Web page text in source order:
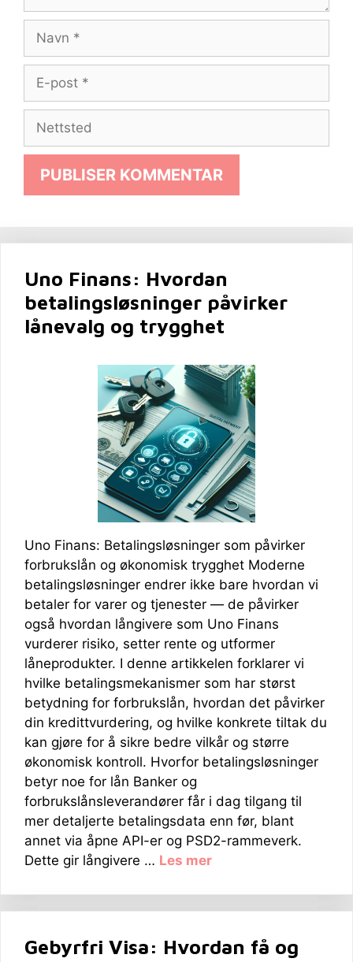
Navn
Nettsted
Uno Finans: Hvordan
betalingsløsninger påvirker
lånevalg og trygghet
Uno Finans: Betalingsløsninger som påvirker
forbrukslån og økonomisk trygghet Moderne
betalingsløsninger endrer ikke bare hvordan vi
betaler for varer og tjenester — de påvirker
også hvordan långivere som Uno Finans
vurderer risiko, setter rente og utformer
låneprodukter. I denne artikkelen forklarer vi
hvilke betalingsmekanismer som har størst
betydning for forbrukslån, hvordan det påvirker
din kredittvurdering, og hvilke konkrete tiltak du
kan gjøre for å sikre bedre vilkår og større
økonomisk kontroll. Hvorfor betalingsløsninger
betyr noe for lån Banker og
forbrukslånsleverandører får i dag tilgang til
mer detaljerte betalingsdata enn før, blant
annet via åpne API-er og PSD2-rammeverk.
Dette gir långivere … Les mer
Gebyrfri Visa: Hvordan få og